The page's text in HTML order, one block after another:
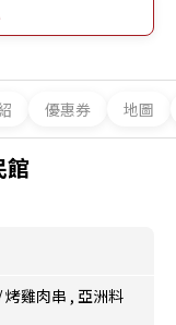
優惠券 地圖
館
烤雞肉串 , 亞洲料